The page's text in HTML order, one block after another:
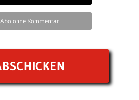
Abo ohne Kommentar